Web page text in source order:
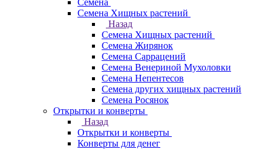
Семена
Семена Хищных растений
Назад
Семена Хищных растений
Семена Жирянок
Семена Саррацений
Семена Венериной Мухоловки
Семена Непентесов
Семена других хищных растений
Семена Росянок
Открытки и конверты
Назад
Открытки и конверты
Конверты для денег